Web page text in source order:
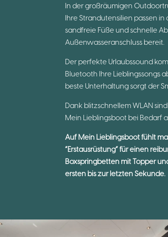
In der großräumigen
Ihre Strandutensilien passen
sandfreie Füße und schnelle
Außenwasseranschluss bereit.
Der perfekte Urlaubssound
Bluetooth Ihre Lieblingssongs
beste Unterhaltung sorgt der
Dank blitzschnellem WLAN
Mein Lieblingsboot bei Bedarf
Auf Mein Lieblingsboot fühlt
“Erstausrüstung” für einen
Boxspringbetten mit Topper
ersten bis zur letzten Sekunde.